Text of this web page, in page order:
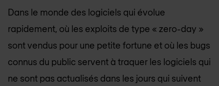
Dans le monde des logiciels qui évolue
rapidement, où les exploits de type « zero-day »
sont vendus pour une petite fortune et où les bugs
connus du public servent à traquer les logiciels qui
ne sont pas actualisés dans les jours qui suivent